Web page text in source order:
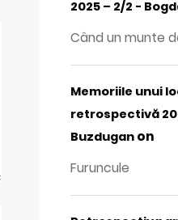
2025 – 2/2 -
Când un munte
Memoriile unui
retrospectivă
Buzdugan on
Furuncule